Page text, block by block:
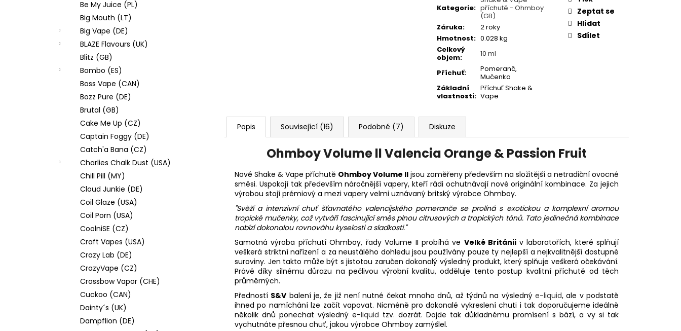
Be My Juice (PL)
Big Mouth (LT)
Big Vape (DE)
BLAZE Flavours (UK)
Blitz (GB)
Bombo (ES)
Boss Vape (CAN)
Bozz Pure (DE)
Brutal (GB)
Cake Me Up (CZ)
Captain Foggy (DE)
Catch'a Bana (CZ)
Charlies Chalk Dust (USA)
Chill Pill (MY)
Cloud Junkie (DE)
Coil Glaze (USA)
Coil Porn (USA)
CoolniSE (CZ)
Craft Vapes (USA)
Crazy Lab (DE)
CrazyVape (CZ)
Crossbow Vapor (CHE)
Cuckoo (CAN)
Dainty´s (UK)
Dampflion (DE)
Kategorie: příchutě - Ohmboy
(GB)
Záruka:
2 roky
Hmotnost: 0.028 kg
Celkový
objem:
10 ml
Příchuť:
Pomeranč,
Mučenka
Základní
vlastnosti:
Příchuť Shake &
Vape
Zeptat se
Hlídat
Sdílet
Popis Související (16) Podobné (7) Diskuze
Ohmboy Volume ll Valencia Orange & Passion Fruit
Nové Shake & Vape příchutě Ohmboy Volume II jsou zaměřeny především na složitější a netradiční ovocné
směsi. Uspokojí tak především náročnější vapery, kteří rádi ochutnávají nové originální kombinace. Za jejich
výrobou stojí prémiový a mezi vapery velmi uznávaný britský výrobce Ohmboy.
"Svěží a intenzivní chuť šťavnatého valencijského pomeranče se prolíná s exotickou a komplexní aromou
tropické mučenky, což vytváří fascinující směs plnou citrusových a tropických tónů. Tato jedinečná kombinace
nabízí dokonalou rovnováhu kyselosti a sladkosti."
Samotná výroba příchutí Ohmboy, řady Volume II probíhá ve Velké Británii v laboratořích, které splňují
veškerá striktní nařízení a za neustálého dohledu jsou používány pouze ty nejlepší a nejkvalitnější dostupné
suroviny. Jen takto může být s jistotou zaručen dokonalý výsledný produkt, který splňuje veškerá očekávání.
Právě díky silnému důrazu na pečlivou výrobní kvalitu, odděluje tento postup kvalitní příchutě od těch
průměrných.
Předností S&V balení je, že již není nutné čekat mnoho dnů, až týdnů na výslednýe-liquid, ale v podstatě
ihned po namíchání lze začít vapovat. Nicméně pro dokonalé vykreslení chuti i tak doporučujeme ideálně
několik dnů ponechat výsledný e-liquid tzv. dozrát. Dojde tak důkladnému promísení s bází, a vy si tak
vychutnáte přesnou chuť, jakou výrobce Ohmboy zamýšlel.